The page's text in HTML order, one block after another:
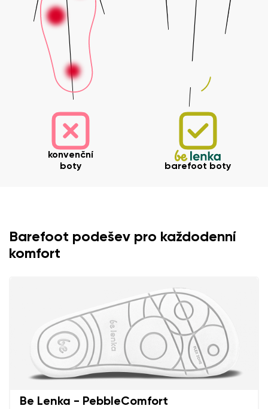
konvenční
boty
barefoot boty
Barefoot podešev pro každodenní
komfort
Be Lenka - PebbleComfort
Vaše jméno a příjmení